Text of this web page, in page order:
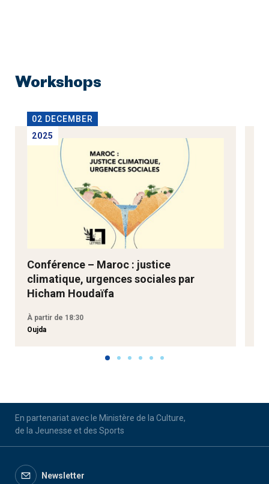
Workshops
02 DECEMBER
2025
Conférence – Maroc : justice
climatique, urgences sociales par
Hicham Houdaïfa
À partir de 18:30
Oujda
En partenariat avec le Ministère de la Culture,
de la Jeunesse et des Sports
Newsletter